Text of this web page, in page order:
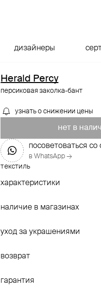
дизайнеры
Herald Percy
персиковая заколка-бант
узнать о снижении цены
нет в
посоветоваться со
в WhatsApp →
текстиль
характеристики
наличие в магазинах
уход за украшениями
возврат
гарантия